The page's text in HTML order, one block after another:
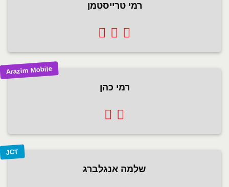
רמי טרייסטמן
רמי כהן
Arazim Mobile
שלמה אנגלברג
JCT